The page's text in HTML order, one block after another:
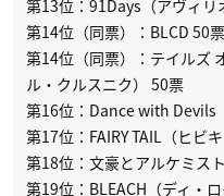
第13位：91Days（アヴィリ
第14位（同票）：BLCD 50票
第14位（同票）：テイルズ
ル・クルスニク） 50票
第16位：Dance with Devils
第17位：FAIRY TAIL（ヒビ
第18位：文豪とアルケミス
第19位：BLEACH（ディ・